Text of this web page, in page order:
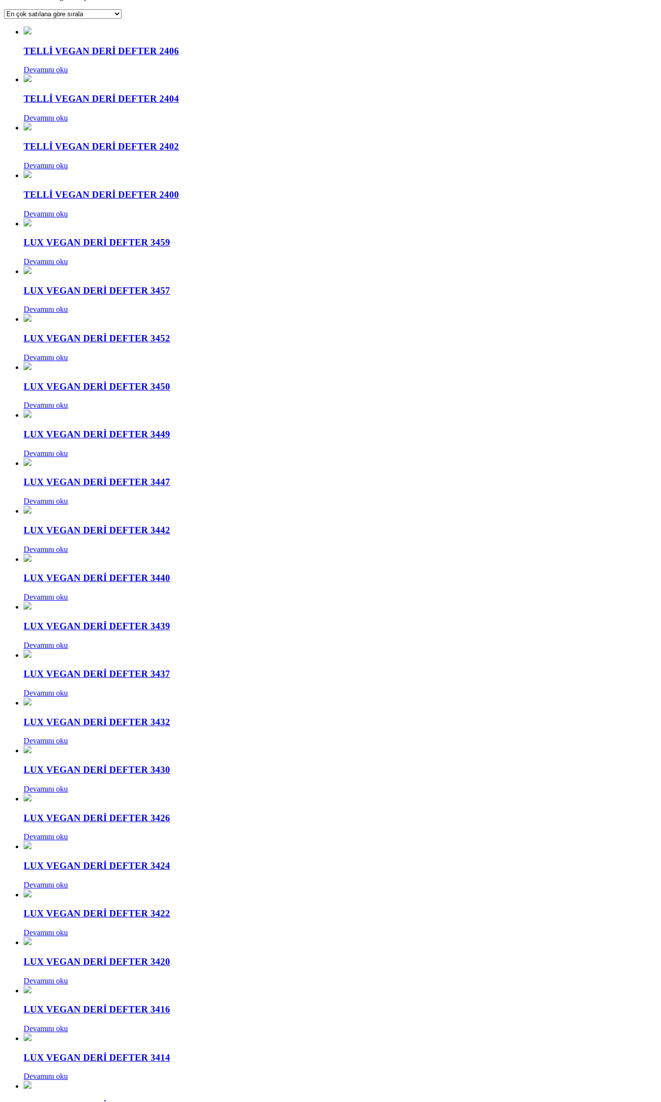
sıralandı
TELLİ VEGAN DERİ DEFTER 2406
Devamını oku
TELLİ VEGAN DERİ DEFTER 2404
Devamını oku
TELLİ VEGAN DERİ DEFTER 2402
Devamını oku
TELLİ VEGAN DERİ DEFTER 2400
Devamını oku
LUX VEGAN DERİ DEFTER 3459
Devamını oku
LUX VEGAN DERİ DEFTER 3457
Devamını oku
LUX VEGAN DERİ DEFTER 3452
Devamını oku
LUX VEGAN DERİ DEFTER 3450
Devamını oku
LUX VEGAN DERİ DEFTER 3449
Devamını oku
LUX VEGAN DERİ DEFTER 3447
Devamını oku
LUX VEGAN DERİ DEFTER 3442
Devamını oku
LUX VEGAN DERİ DEFTER 3440
Devamını oku
LUX VEGAN DERİ DEFTER 3439
Devamını oku
LUX VEGAN DERİ DEFTER 3437
Devamını oku
LUX VEGAN DERİ DEFTER 3432
Devamını oku
LUX VEGAN DERİ DEFTER 3430
Devamını oku
LUX VEGAN DERİ DEFTER 3426
Devamını oku
LUX VEGAN DERİ DEFTER 3424
Devamını oku
LUX VEGAN DERİ DEFTER 3422
Devamını oku
LUX VEGAN DERİ DEFTER 3420
Devamını oku
LUX VEGAN DERİ DEFTER 3416
Devamını oku
LUX VEGAN DERİ DEFTER 3414
Devamını oku